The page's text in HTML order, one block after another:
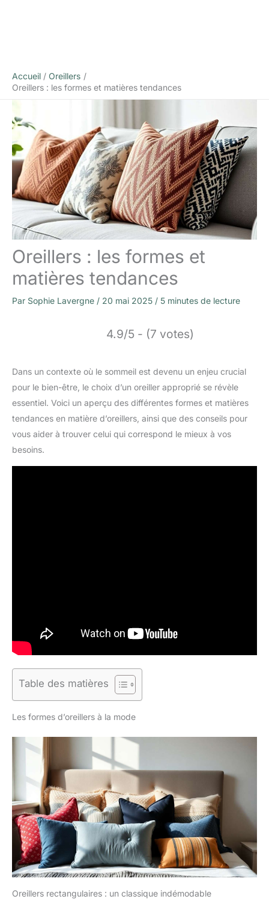
Accueil
Oreillers
Oreillers : les formes et matières tendances
Oreillers : les formes et
matières tendances
Par Sophie Lavergne / 20 mai 2025 / 5 minutes de lecture
4.9/5 - (7 votes)
Dans un contexte où le sommeil est devenu un enjeu crucial
pour le bien-être, le choix d’un oreiller approprié se révèle
essentiel. Voici un aperçu des différentes formes et matières
tendances en matière d’oreillers, ainsi que des conseils pour
vous aider à trouver celui qui correspond le mieux à vos
besoins.
Table des matières
Les formes d’oreillers à la mode
Oreillers rectangulaires : un classique indémodable